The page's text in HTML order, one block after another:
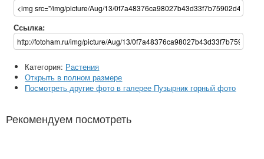
Ссылка:
Категория: Растения
Открыть в полном размере
Посмотреть другие фото в галерее Пузырник горный фото
Рекомендуем посмотреть